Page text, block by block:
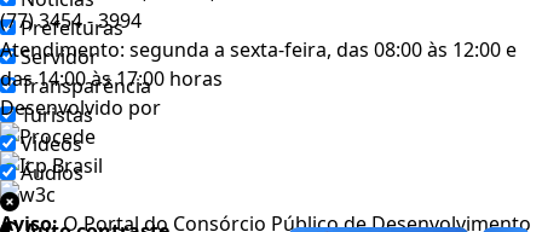
Prefeituras
Servidor
Transparência
Turistas
Videos
Áudios
(77) 3454 - 3994
Atendimento: segunda a sexta-feira, das 08:00 às 12:00 e
das 14:00 às 17:00 horas
Desenvolvido por
Aviso:O Portal do Consórcio Público de Desenvolvimento